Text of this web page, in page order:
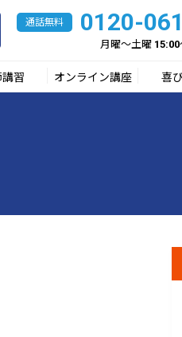
0120-
月曜～土曜
習 オンライン講座 喜